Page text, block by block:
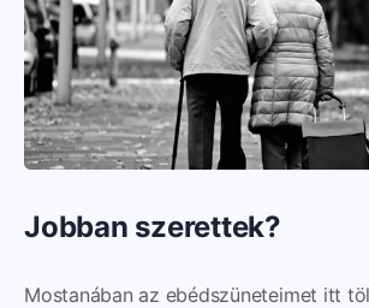
Jobban szerettek?
Mostanában az ebédszüneteimet itt